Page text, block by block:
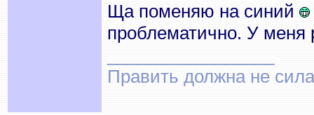
Ща поменяю на синий
проблематично. У меня
Править должна не